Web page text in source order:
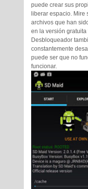
puede crear sus
liberar espacio. Mire
archivos que han
en la versión
Desbloqueador
constantemente
puede ser que no
funcionar.